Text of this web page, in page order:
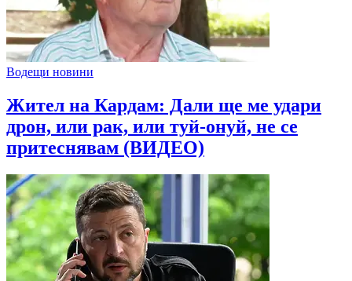
Водещи новини
Жител на Кардам: Дали ще ме удари
дрон, или рак, или туй-онуй, не се
притеснявам (ВИДЕО)